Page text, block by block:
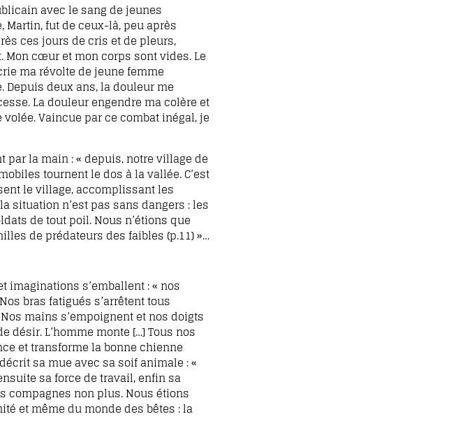
avec le sang de jeunes
fut de ceux-là, peu après
ces jours de cris et de pleurs,
cœur et mon corps sont vides. Le
ma révolte de jeune femme
Depuis deux ans, la douleur me
La douleur engendre ma colère et
Vaincue par ce combat inégal, je
la main : « depuis, notre village de
tournent le dos à la vallée. C’est
le village, accomplissant les
situation n’est pas sans dangers : les
de tout poil. Nous n’étions que
de prédateurs des faibles (p.11) »…
s’emballent : « nos
bras fatigués s’arrêtent tous
mains s’empoignent et nos doigts
désir. L’homme monte […] Tous nos
et transforme la bonne chienne
sa mue avec sa soif animale : «
sa force de travail, enfin sa
compagnes non plus. Nous étions
et même du monde des bêtes : la